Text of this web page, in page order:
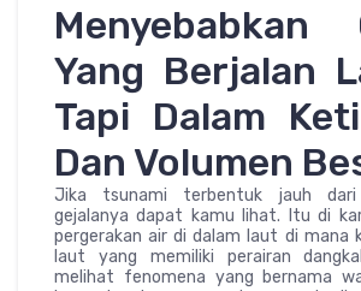
Menyebabkan
Yang Berjalan
Tapi Dalam
Dan Volumen
Jika tsunami terbentuk jauh
gejalanya dapat kamu lihat. Itu di
pergerakan air di dalam laut di mana
laut yang memiliki perairan
melihat fenomena yang bernama